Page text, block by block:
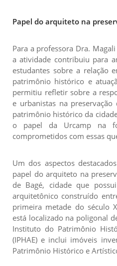
Papel do arquiteto na
Para a professora Dra.
a atividade contribuiu para
estudantes sobre a relação
patrimônio histórico e
permitiu refletir sobre a
e urbanistas na
patrimônio histórico da
o papel da Urcamp na
comprometidos com essas
Um dos aspectos
papel do arquiteto na
de Bagé, cidade que
arquitetônico construído
primeira metade do século
está localizado na poligonal
Instituto do Patrimônio
(IPHAE) e inclui imóveis
Patrimônio Histórico e